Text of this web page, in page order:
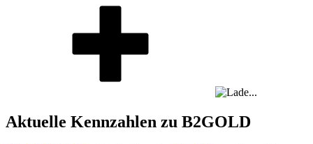
Aktuelle Kennzahlen zu B2GOLD